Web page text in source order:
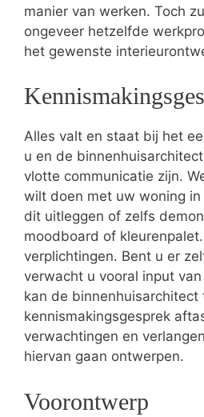
manier van werken. Toch
ongeveer hetzelfde
het gewenste
Alles valt en staat bij het
u en de
vlotte communicatie zijn.
wilt doen met uw woning in
dit uitleggen of zelfs
moodboard of
verplichtingen. Bent u er
verwacht u vooral input
kan de binnenhuisarchitect
kennismakingsgesprek
verwachtingen en
hiervan gaan ontwerpen.
Voorontwerp